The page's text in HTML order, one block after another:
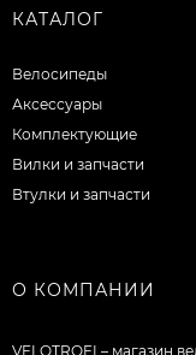
КАТАЛОГ
Велосипеды
Аксессуары
Комплектующие
Вилки и запчасти
Втулки и запчасти
О КОМПАНИИ
VELOTROFI – магазин